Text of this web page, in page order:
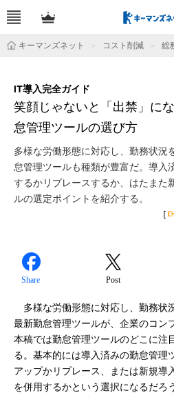
キーマンズネット コスト削減 総
笑顔じゃないと「出禁」に
怠管理ツールの選び方
IT導入完全ガイド
多様な労働形態に対応し、勤務状況
怠管理ツールも種類が豊富だ。導入
するかリプレースするか、はたまた
ルの選定ポイントを紹介する。
[
Share Post
多様な労働形態に対応し、勤務状
最新勤怠管理ツールが、企業のコン
本稿では勤怠管理ツールのどこに注
る。基本的には導入済みの勤怠管理
アップかリプレース、または新規導
を併用するかという選択になるだろ